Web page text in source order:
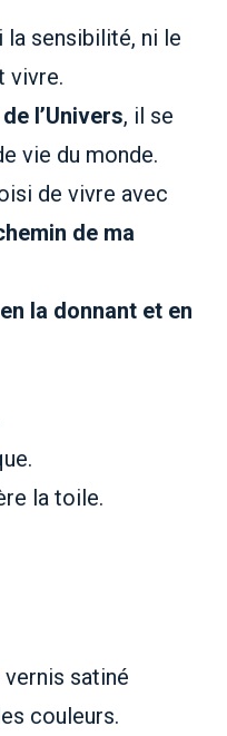
la sensibilité, ni le
vivre.
l’Univers, il se
vie du monde.
de vivre avec
de ma
la donnant et en
la toile.
satiné
couleurs.